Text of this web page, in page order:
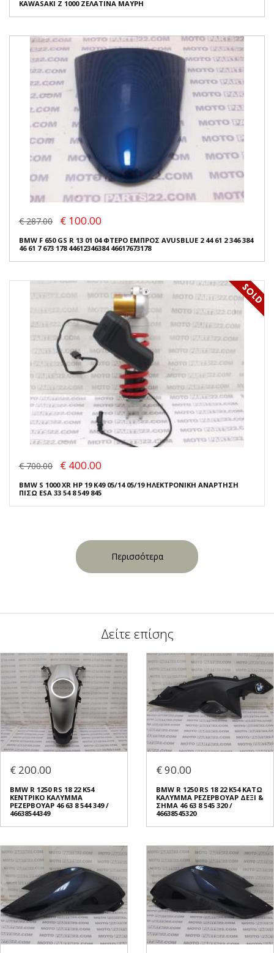
KAWASAKI Z 1000 ΖΕΛΑΤΙΝΑ ΜΑΥΡΗ
€ 287.00 € 100.00
BMW F 650 GS R 13 01 04 ΦΤΕΡΟ ΕΜΠΡΟΣ AVUSBLUE 2 44 61 2 346 384
46 61 7 673 178 44612346384 46617673178
€ 700.00 € 400.00
BMW S 1000 XR HP 19 K49 05/14 05/19 ΗΛΕΚΤΡΟΝΙΚΗ ΑΝΑΡΤΗΣΗ
ΠΙΣΩ ESA 33 54 8 549 845
Περισσότερα
Δείτε επίσης
€ 200.00
BMW R 1250 RS 18 22 K54
ΚΕΝΤΡΙΚΟ ΚΑΛΥΜΜΑ
ΡΕΖΕΡΒΟΥΑΡ 46 63 8 544 349 /
46638544349
€ 90.00
BMW R 1250 RS 18 22 K54 ΚΑΤΩ
ΚΑΛΥΜΜΑ ΡΕΖΕΡΒΟΥΑΡ ΔΕΞΙ &
ΣΗΜΑ 46 63 8 545 320 /
46638545320